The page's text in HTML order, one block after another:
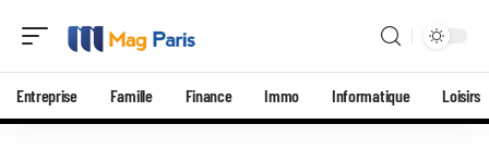
Entreprise Famille Finance Immo Informatique Loisirs